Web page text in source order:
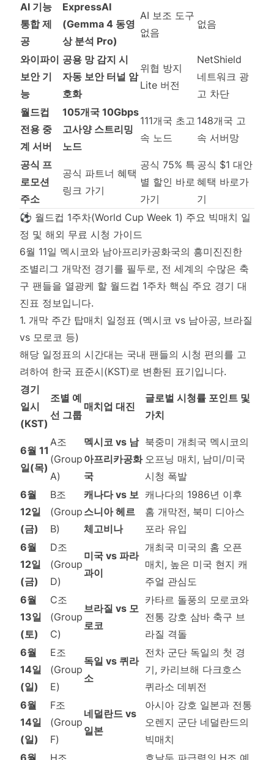
AI 기능
통합 제
공
ExpressAI
(Gemma 4 동영
상 분석 Pro)
AI 보조 도구
없음
없음
와이파이
보안 기
능
공용 망 감지 시
자동 보안 터널 암
호화
위협 방지
Lite 버전
NetShield
네트워크 광
고 차단
월드컵
전용 중
계 서버
105개국 10Gbps
고사양 스트리밍
노드
111개국 초고
속 노드
148개국 고
속 서버망
공식 프
로모션
주소
공식 파트너 혜택
링크 가기
공식 75% 특
별 할인 바로
가기
공식 $1 대안
혜택 바로가
기
⚽ 월드컵 1주차(World Cup Week 1) 주요 빅매치 일
정 및 해외 무료 시청 가이드
6월 11일 멕시코와 남아프리카공화국의 흥미진진한
조별리그 개막전 경기를 필두로, 전 세계의 수많은 축
구 팬들을 열광케 할 월드컵 1주차 핵심 주요 경기 대
진표 정보입니다.
1. 개막 주간 탑매치 일정표 (멕시코 vs 남아공, 브라질
vs 모로코 등)
해당 일정표의 시간대는 국내 팬들의 시청 편의를 고
려하여 한국 표준시(KST)로 변환된 표기입니다.
경기
일시
(KST)
조별 예
선 그룹
매치업 대진
글로벌 시청률 포인트 및
가치
6월 11
일(목)
A조
(Group
A)
멕시코 vs 남
아프리카공화
국
북중미 개최국 멕시코의
오프닝 매치, 남미/미국
시청 폭발
6월
12일
(금)
B조
(Group
B)
캐나다 vs 보
스니아 헤르
체고비나
캐나다의 1986년 이후
홈 개막전, 북미 디아스
포라 유입
6월
12일
(금)
D조
(Group
D)
미국 vs 파라
과이
개최국 미국의 홈 오픈
매치, 높은 미국 현지 캐
주얼 관심도
6월
13일
(토)
C조
(Group
C)
브라질 vs 모
로코
카타르 돌풍의 모로코와
전통 강호 삼바 축구 브
라질 격돌
6월
14일
(일)
E조
(Group
E)
독일 vs 퀴라
소
전차 군단 독일의 첫 경
기, 카리브해 다크호스
퀴라소 데뷔전
6월
14일
(일)
F조
(Group
F)
네덜란드 vs
일본
아시아 강호 일본과 전통
오렌지 군단 네덜란드의
빅매치
6월
H조 호날두 파급력의 H조 예